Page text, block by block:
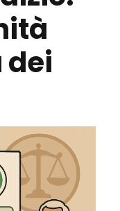
dei